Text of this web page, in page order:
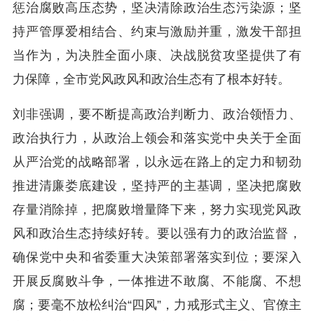
惩治腐败高压态势，坚决清除政治生态污染源；坚
持严管厚爱相结合、约束与激励并重，激发干部担
当作为，为决胜全面小康、决战脱贫攻坚提供了有
力保障，全市党风政风和政治生态有了根本好转。
刘非强调，要不断提高政治判断力、政治领悟力、
政治执行力，从政治上领会和落实党中央关于全面
从严治党的战略部署，以永远在路上的定力和韧劲
推进清廉娄底建设，坚持严的主基调，坚决把腐败
存量消除掉，把腐败增量降下来，努力实现党风政
风和政治生态持续好转。要以强有力的政治监督，
确保党中央和省委重大决策部署落实到位；要深入
开展反腐败斗争，一体推进不敢腐、不能腐、不想
腐；要毫不放松纠治“四风”，力戒形式主义、官僚主